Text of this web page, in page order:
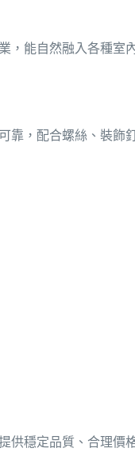
，能自然融入各種
靠，配合螺絲、裝
供穩定品質、合理